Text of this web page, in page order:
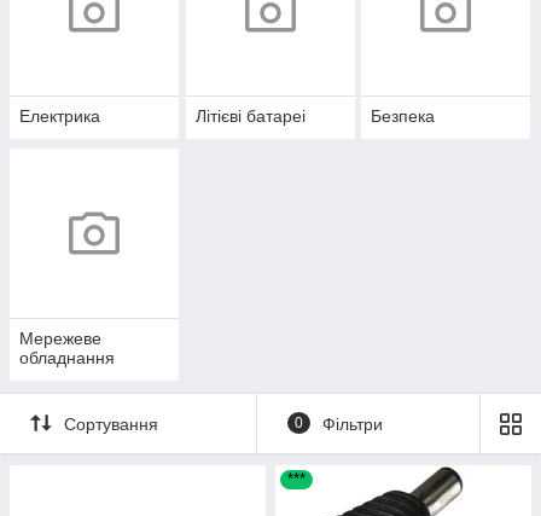
Електрика Літієві батареі Безпека
Мережеве
обладнання
Сортування 0 Фільтри
***